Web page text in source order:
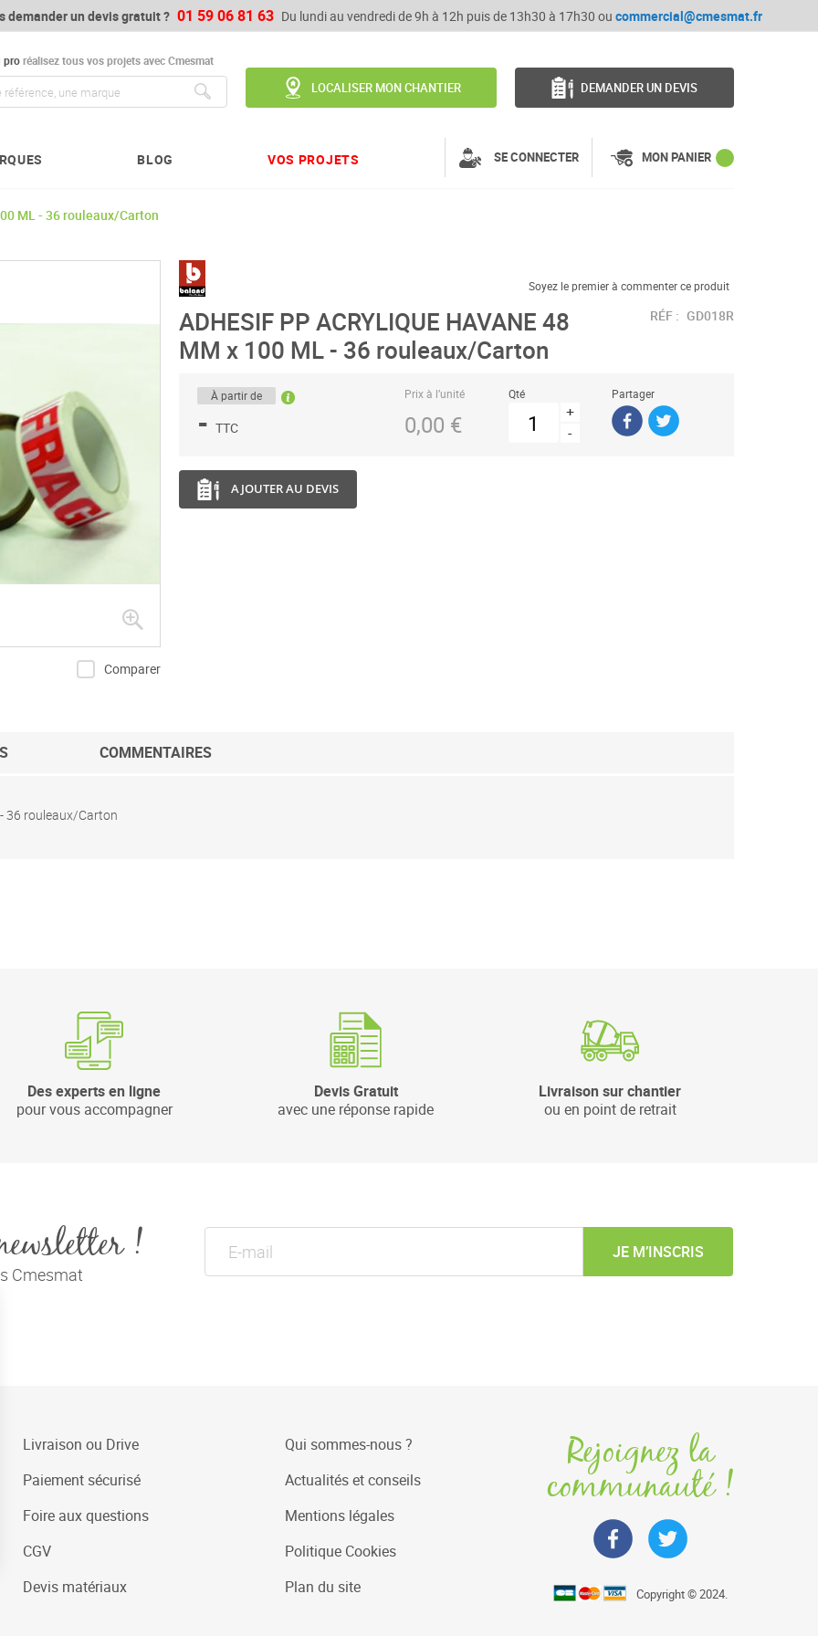
demander un devis gratuit ? 01 59 06 81 63 Du lundi au vendredi de 9h à 12h puis de 13h30 à 17h30 ou commercial@cmesmat.fr
proréalisez tous vos projets avec Cmesmat
LOCALISER MON CHANTIER DEMANDER UN DEVIS
BLOG VOS PROJETS SE CONNECTER MON PANIER
ML - 36 rouleaux/Carton
Comparer
Soyez le premier à commenter ce produit
ADHESIF PP ACRYLIQUE HAVANE 48
MM x 100 ML - 36 rouleaux/Carton
RÉF : GD018R
À partir de
- TTC
Prix à l’unité
0,00 €
Qté
+
-
Partager
AJOUTER AU DEVIS
- 36 rouleaux/Carton
COMMENTAIRES
Des experts en ligne
pour vous accompagner
Devis Gratuit
avec une réponse rapide
Livraison sur chantier
ou en point de retrait
!
Cmesmat
JE M’INSCRIS
Livraison ou Drive
Paiement sécurisé
Foire aux questions
CGV
Devis matériaux
Qui sommes-nous ?
Actualités et conseils
Mentions légales
Politique Cookies
Plan du site
Rejoignez la
communauté !
Copyright © 2024.